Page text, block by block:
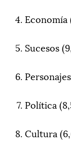
Economía
Sucesos
Política
Cultura